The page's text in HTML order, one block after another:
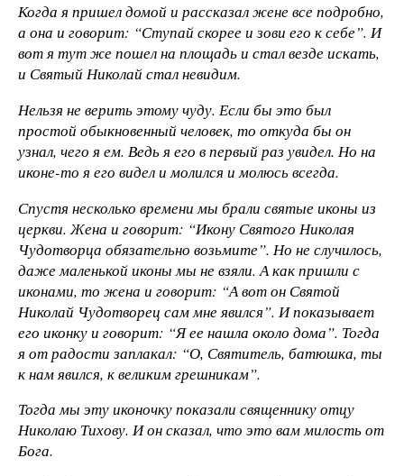
Когда я пришел домой и рассказал жене все подробно,
а она и говорит: “Ступай скорее и зови его к себе”. И
вот я тут же пошел на площадь и стал везде искать,
и Святый Николай стал невидим.
Нельзя не верить этому чуду. Если бы это был
простой обыкновенный человек, то откуда бы он
узнал, чего я ем. Ведь я его в первый раз увидел. Но на
иконе-то я его видел и молился и молюсь всегда.
Спустя несколько времени мы брали святые иконы из
церкви. Жена и говорит: “Икону Святого Николая
Чудотворца обязательно возьмите”. Но не случилось,
даже маленькой иконы мы не взяли. А как пришли с
иконами, то жена и говорит: “А вот он Святой
Николай Чудотворец сам мне явился”. И показывает
его иконку и говорит: “Я ее нашла около дома”. Тогда
я от радости заплакал: “О, Святитель, батюшка, ты
к нам явился, к великим грешникам”.
Тогда мы эту иконочку показали священнику отцу
Николаю Тихову. И он сказал, что это вам милость от
Бога.